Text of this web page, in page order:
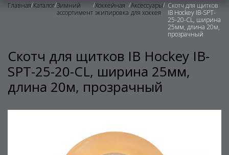
Главная/Каталог/Зимний
ассортимент
/Хоккейная
экипировка
/Аксессуары
для хоккея
/ Скотч для щитков
IB Hockey IB-SPT-
25-20-CL, ширина
25мм, длина 20м,
прозрачный
Скотч для щитков IB Hockey IB-
SPT-25-20-CL, ширина 25мм,
длина 20м, прозрачный